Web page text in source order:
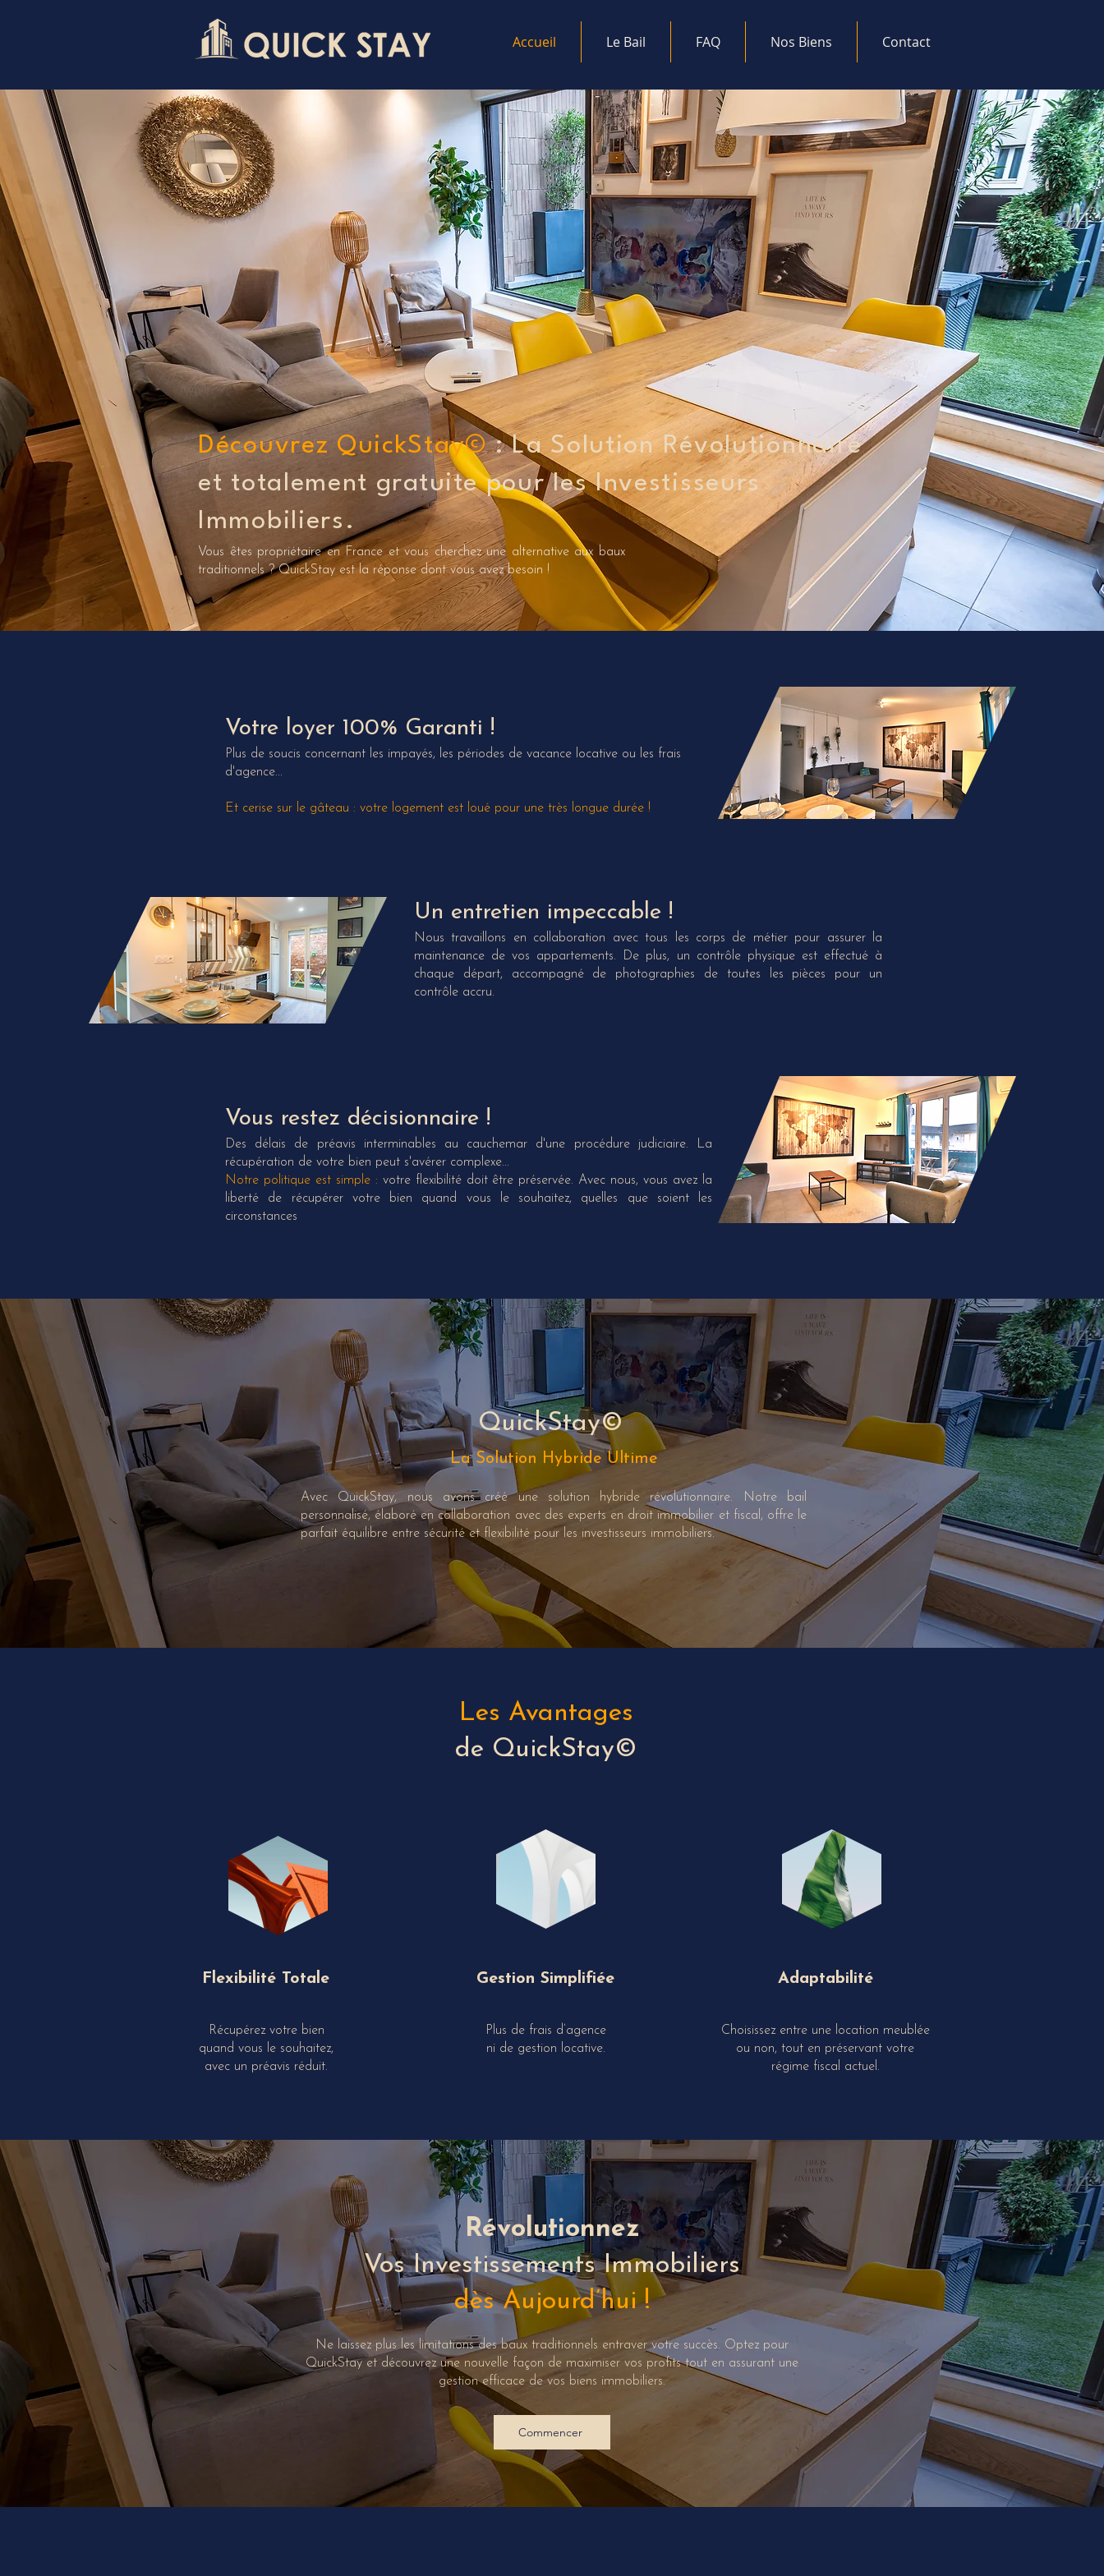
Accueil Le Bail FAQ Nos Biens Contact
Découvrez QuickStay©: La Solution Révolutionnaire
et totalement gratuitepour les Investisseurs
Immobiliers.
Vous êtes propriétaire en France et vous cherchez une alternative aux baux
traditionnels ? QuickStay est la réponse dont vous avez besoin !
Votre loyer 100% Garanti !
Plus de soucis concernant les impayés, les périodes de vacance locative ou les frais
d'agence...
Et cerise sur le gâteau : votre logement est loué pour une très longue durée !
Un entretien impeccable !
Nous travaillons en collaboration avec tous les corps de métier pour assurer la
maintenance de vos appartements. De plus, un contrôle physique est effectué à
chaque départ, accompagné de photographies de toutes les pièces pour un
contrôle accru.
Vous restez décisionnaire !
Des délais de préavis interminables au cauchemar d'une procédure judiciaire. La
récupération de votre bien peut s'avérer complexe...
Notre politique est simple : votre flexibilité doit être préservée. Avec nous, vous avez la
liberté de récupérer votre bien quand vous le souhaitez, quelles que soient les
circonstances
QuickStay©
La Solution Hybride Ultime
Avec QuickStay, nous avons créé une solution hybride révolutionnaire. Notre bail
personnalisé, élaboré en collaboration avec des experts en droit immobilier et fiscal, offre le
parfait équilibre entre sécurité et flexibilité pour les investisseurs immobiliers.
Les Avantages
de QuickStay©
Flexibilité Totale
Récupérez votre bien
quand vous le souhaitez,
avec un préavis réduit.
Gestion Simplifiée
Plus de frais d’agence
ni de gestion locative.
Adaptabilité
Choisissez entre une location meublée
ou non, tout en préservant votre
régime fiscal actuel.
Révolutionnez
Vos Investissements Immobiliers
dès Aujourd’hui !
Ne laissez plus les limitations des baux traditionnels entraver votre succès. Optez pour
QuickStay et découvrez une nouvelle façon de maximiser vos profits tout en assurant une
gestion efficace de vos biens immobiliers.
Commencer